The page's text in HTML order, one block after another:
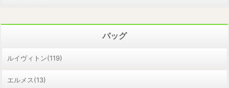
バッグ
ルイヴィトン(119)
エルメス(13)